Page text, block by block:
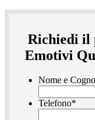
Richiedi il
Emotivi
Nome e
Telefono*